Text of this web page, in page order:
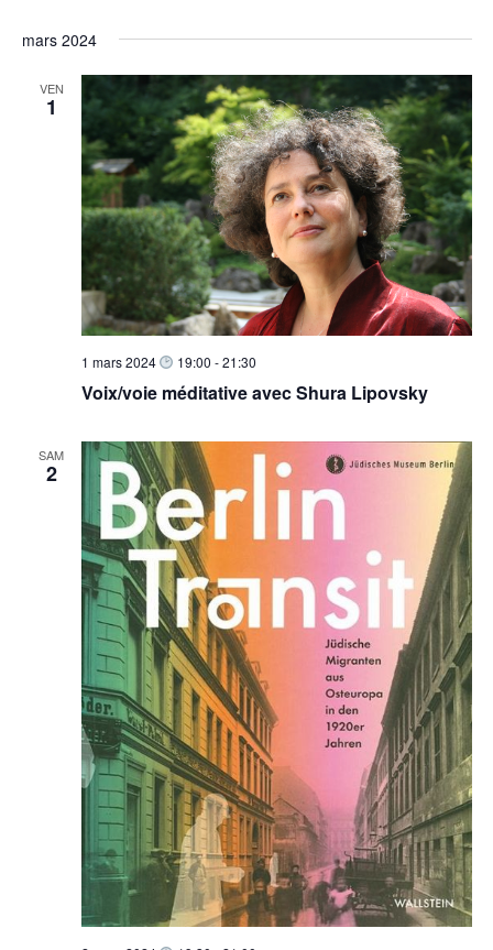
mars 2024
VEN
1
Voix/voie méditative avec Shura Lipovsky
1 mars 2024 19:00 -21:30
SAM
2